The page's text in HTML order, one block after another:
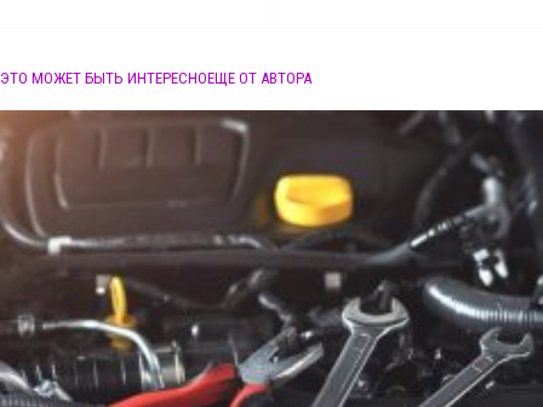
ЭТО МОЖЕТ БЫТЬ ИНТЕРЕСНОЕЩЕ ОТ АВТОРА